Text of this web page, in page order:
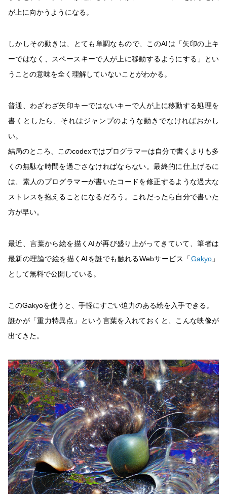
が上に向かうようになる。
しかしその動きは、とても単調なもので、このAIは「矢印の上キ
ーではなく、スペースキーで人が上に移動するようにする」とい
うことの意味を全く理解していないことがわかる。
普通、わざわざ矢印キーではないキーで人が上に移動する処理を
書くとしたら、それはジャンプのような動きでなければおかし
い。
結局のところ、このcodexではプログラマーは自分で書くよりも多
くの無駄な時間を過ごさなければならない。最終的に仕上げるに
は、素人のプログラマーが書いたコードを修正するような過大な
ストレスを抱えることになるだろう。これだったら自分で書いた
方が早い。
最近、言葉から絵を描くAIが再び盛り上がってきていて、筆者は
最新の理論で絵を描くAIを誰でも触れるWebサービス「Gakyo」
として無料で公開している。
このGakyoを使うと、手軽にすごい迫力のある絵を入手できる。
誰かが「重力特異点」という言葉を入れておくと、こんな映像が
出てきた。